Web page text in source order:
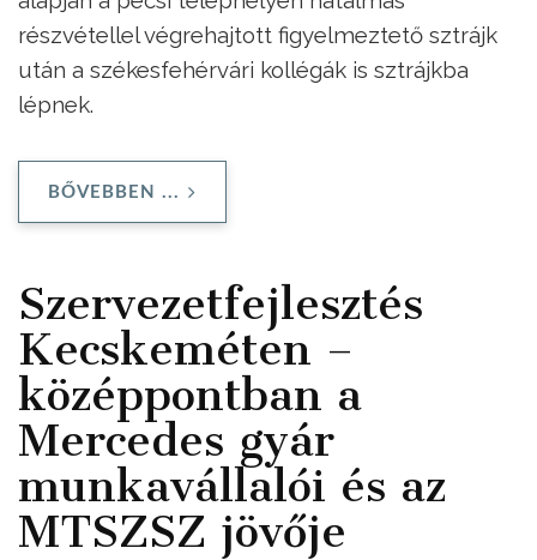
részvétellel végrehajtott figyelmeztető sztrájk
után a székesfehérvári kollégák is sztrájkba
lépnek.
BŐVEBBEN ...
Szervezetfejlesztés
Kecskeméten –
középpontban a
Mercedes gyár
munkavállalói és az
MTSZSZ jövője